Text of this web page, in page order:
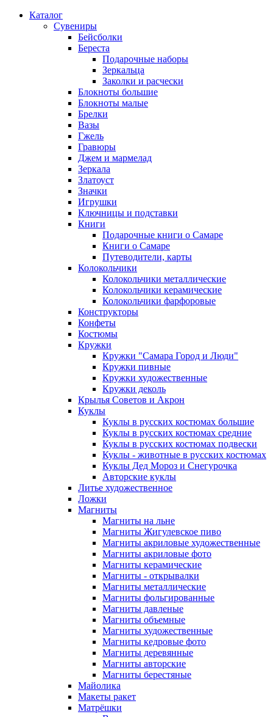
Каталог
Сувениры
Бейсболки
Береста
Подарочные наборы
Зеркальца
Заколки и расчески
Блокноты большие
Блокноты малые
Брелки
Вазы
Гжель
Гравюры
Джем и мармелад
Зеркала
Златоуст
Значки
Игрушки
Ключницы и подставки
Книги
Подарочные книги о Самаре
Книги о Самаре
Путеводители, карты
Колокольчики
Колокольчики металлические
Колокольчики керамические
Колокольчики фарфоровые
Конструкторы
Конфеты
Костюмы
Кружки
Кружки "Самара Город и Люди"
Кружки пивные
Кружки художественные
Кружки деколь
Крылья Советов и Акрон
Куклы
Куклы в русских костюмах большие
Куклы в русских костюмах средние
Куклы в русских костюмах подвески
Куклы - животные в русских костюмах
Куклы Дед Мороз и Снегурочка
Авторские куклы
Литье художественное
Ложки
Магниты
Магниты на льне
Магниты Жигулевское пиво
Магниты акриловые художественные
Магниты акриловые фото
Магниты керамические
Магниты - открывалки
Магниты металлические
Магниты фольгированные
Магниты давленые
Магниты объемные
Магниты художественные
Магниты кедровые фото
Магниты деревянные
Магниты авторские
Магниты берестяные
Майолика
Макеты ракет
Матрёшки